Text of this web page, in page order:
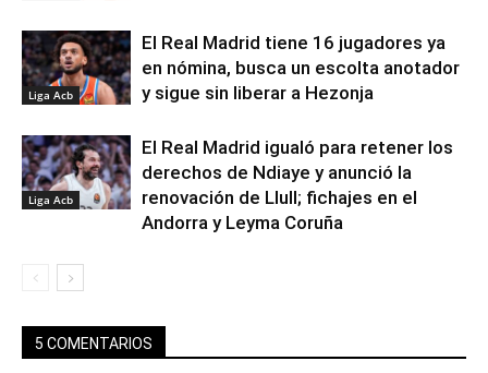
Liga Acb
El Real Madrid tiene 16 jugadores ya
en nómina, busca un escolta anotador
y sigue sin liberar a Hezonja
Liga Acb
El Real Madrid igualó para retener los
derechos de Ndiaye y anunció la
renovación de Llull; fichajes en el
Andorra y Leyma Coruña
5 COMENTARIOS